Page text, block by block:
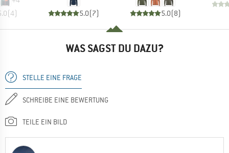
(4) 5.0(7) 5.0(8)
WAS SAGST DU DAZU?
STELLE EINE FRAGE
SCHREIBE EINE BEWERTUNG
TEILE EIN BILD